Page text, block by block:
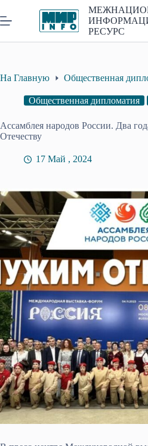
к
сути
РЕСУРС
На Главную Общественная
Общественная дипломатия
Ассамблея народов России. Два
Отечеству
17 Май , 2024